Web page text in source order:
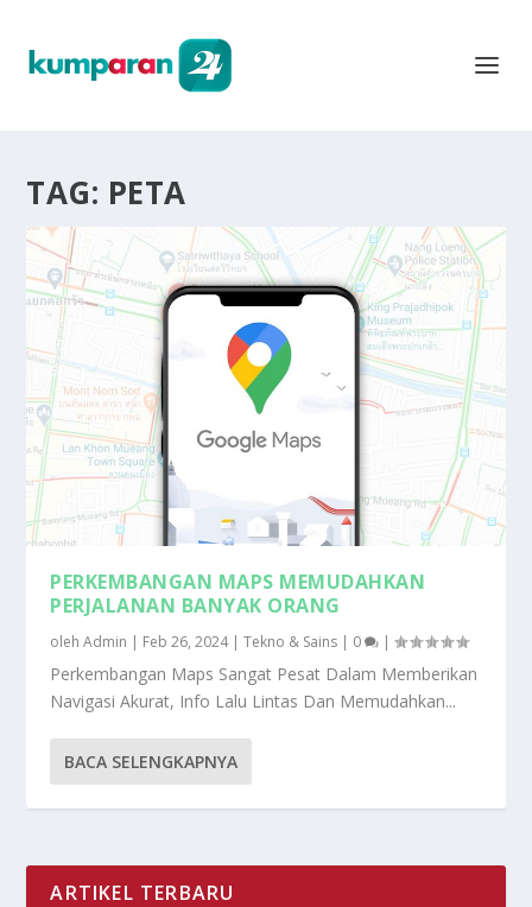
TAG: PETA
PERKEMBANGAN MAPS MEMUDAHKAN
PERJALANAN BANYAK ORANG
olehAdmin | Feb 26, 2024|Tekno & Sains | 0 |
Perkembangan Maps Sangat Pesat Dalam Memberikan
Navigasi Akurat, Info Lalu Lintas Dan Memudahkan...
BACA SELENGKAPNYA
ARTIKEL TERBARU